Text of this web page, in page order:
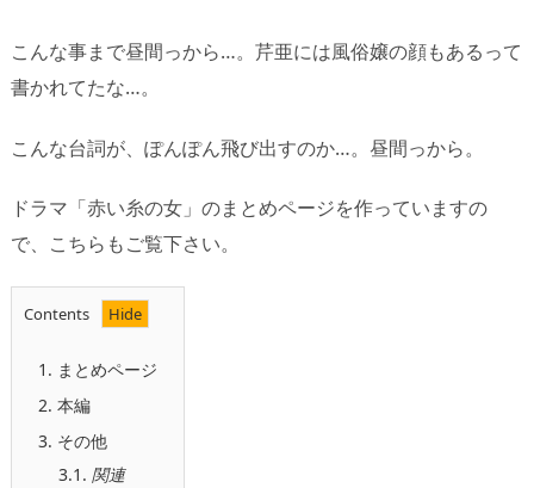
こんな事まで昼間っから…。芹亜には風俗嬢の顔もあるって
書かれてたな…。
こんな台詞が、ぽんぽん飛び出すのか…。昼間っから。
ドラマ「赤い糸の女」のまとめページを作っていますの
で、こちらもご覧下さい。
Contents
1. まとめページ
2. 本編
3. その他
3.1. 関連